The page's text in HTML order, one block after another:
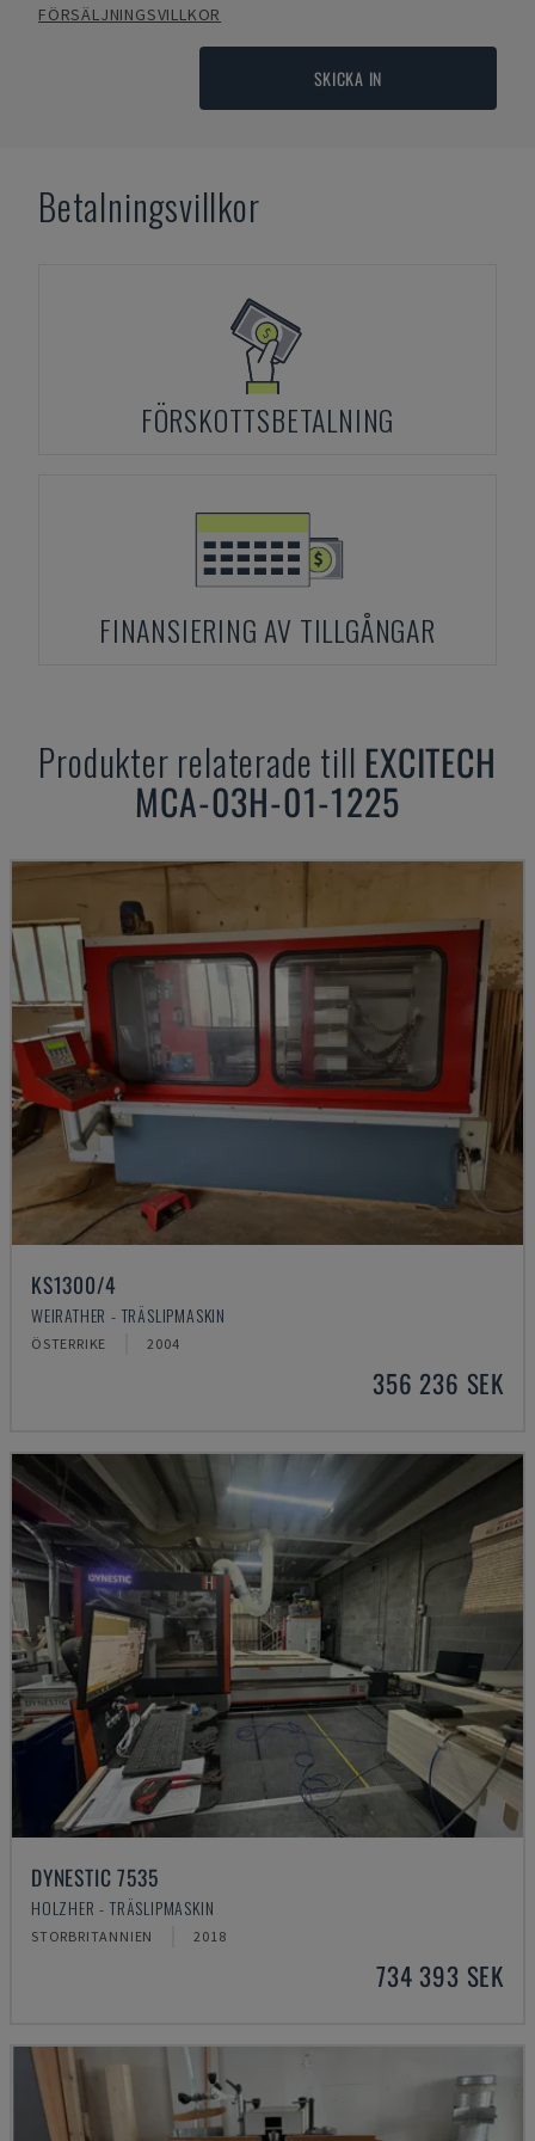
FÖRSÄLJNINGSVILLKOR
SKICKA IN
Betalningsvillkor
FÖRSKOTTSBETALNING
FINANSIERING AV TILLGÅNGAR
Produkter relaterade till EXCITECH
MCA-03H-01-1225
KS1300/4
WEIRATHER - TRÄSLIPMASKIN
ÖSTERRIKE 2004
356 236 SEK
DYNESTIC 7535
HOLZHER - TRÄSLIPMASKIN
STORBRITANNIEN 2018
734 393 SEK